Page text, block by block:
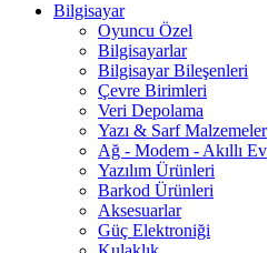
Bilgisayar
Oyuncu Özel
Bilgisayarlar
Bilgisayar Bileşenleri
Çevre Birimleri
Veri Depolama
Yazı & Sarf Malzemeler
Ağ - Modem - Akıllı Ev
Yazılım Ürünleri
Barkod Ürünleri
Aksesuarlar
Güç Elektroniği